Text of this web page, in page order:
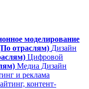
моделирование
отраслям) Дизайн
Цифровой
Медиа Дизайн
и реклама
контент-